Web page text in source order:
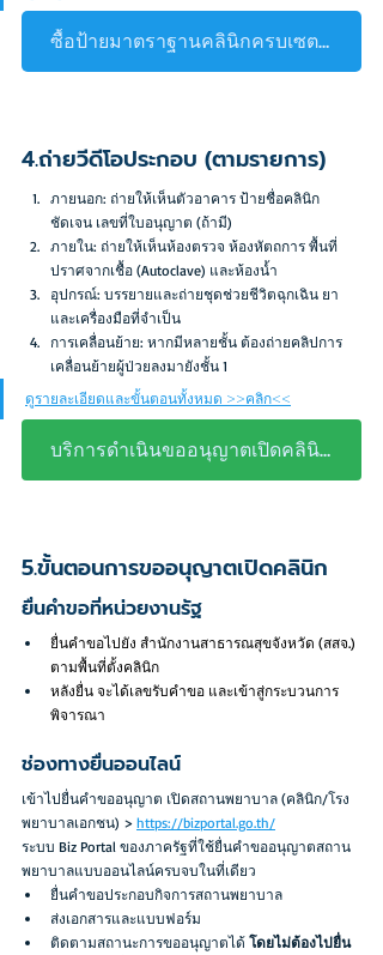
ซื้อป้ายมาตราฐานคลินิกครบเซต >คลิก<
4.ถ่ายวีดีโอประกอบ (ตามรายการ)
ภายนอก: ถ่ายให้เห็นตัวอาคาร ป้ายชื่อคลินิก
ชัดเจน เลขที่ใบอนุญาต (ถ้ามี)
ภายใน: ถ่ายให้เห็นห้องตรวจ ห้องหัตถการ พื้นที่
ปราศจากเชื้อ (Autoclave) และห้องน้ำ
อุปกรณ์: บรรยายและถ่ายชุดช่วยชีวิตฉุกเฉิน ยา
และเครื่องมือที่จำเป็น
การเคลื่อนย้าย: หากมีหลายชั้น ต้องถ่ายคลิปการ
เคลื่อนย้ายผู้ป่วยลงมายังชั้น 1
ดูรายละเอียดและขั้นตอนทั้งหมด >>คลิก<<
บริการดำเนินขออนุญาตเปิดคลินิก >คลิก<
5.ขั้นตอนการขออนุญาตเปิดคลินิก
ยื่นคำขอที่หน่วยงานรัฐ
ยื่นคำขอไปยัง สำนักงานสาธารณสุขจังหวัด (สสจ.)
ตามพื้นที่ตั้งคลินิก
หลังยื่น จะได้เลขรับคำขอ และเข้าสู่กระบวนการ
พิจารณา
ช่องทางยื่นออนไลน์
เข้าไปยื่นคำขออนุญาต เปิดสถานพยาบาล (คลินิก/โรง
พยาบาลเอกชน) > https://bizportal.go.th/
ระบบ Biz Portal ของภาครัฐที่ใช้ยื่นคำขออนุญาตสถาน
พยาบาลแบบออนไลน์ครบจบในที่เดียว
ยื่นคำขอประกอบกิจการสถานพยาบาล
ส่งเอกสารและแบบฟอร์ม
ติดตามสถานะการขออนุญาตได้ โดยไม่ต้องไปยื่น